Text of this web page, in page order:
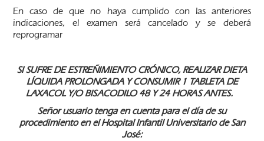
En caso de que no haya cumplido con las anteriores
indicaciones, el examen será cancelado y se deberá
reprogramar
SI SUFRE DE ESTREÑIMIENTOCRÓNICO, REALIZAR DIETA
LÍQUIDA PROLONGADA Y CONSUMIR 1 TABLETA DE
LAXACOL Y/O BISACODILO 48 Y 24 HORAS ANTES.
Señor usuario tenga en cuenta para el día de su
procedimiento en el Hospital Infantil Universitario de San
José: